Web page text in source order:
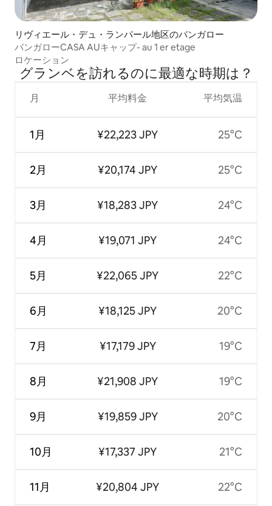
リヴィエール・デュ・ランパール地区のバンガロー
バンガローCASA AUキャップ- au 1 er etage
ロケーション
グランベを訪⁠れ⁠るの⁠に最⁠適⁠な時⁠期⁠は⁠？
月
1月
2月
3月
4月
5月
6月
7月
8月
9月
10月
11月
平均料金
¥22,223 JPY
¥20,174 JPY
¥18,283 JPY
¥19,071 JPY
¥22,065 JPY
¥18,125 JPY
¥17,179 JPY
¥21,908 JPY
¥19,859 JPY
¥17,337 JPY
¥20,804 JPY
平均気温
25°C
25°C
24°C
24°C
22°C
20°C
19°C
19°C
20°C
21°C
22°C